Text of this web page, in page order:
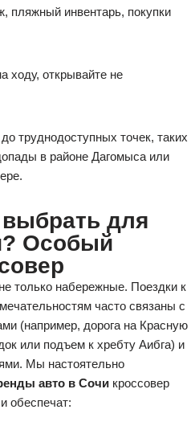
пляжный инвентарь, покупки
ходу, открывайте не
труднодоступных точек, таких
в районе Дагомыса или
для
Особый
только набережные. Поездки к
часто связаны с
(например, дорога на Красную
или подъем к хребту Аибга) и
Мы настоятельно
авто в Сочи кроссовер
обеспечат: